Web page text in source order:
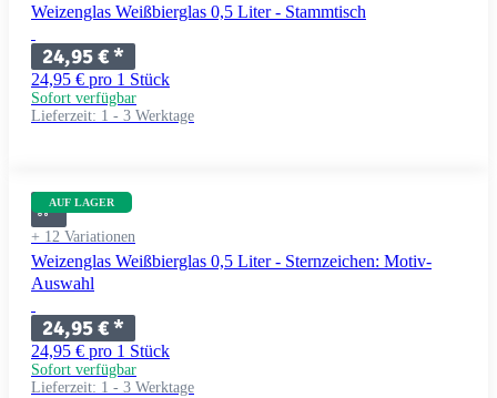
Weizenglas Weißbierglas 0,5 Liter - Stammtisch
24,95 €*
24,95 € pro 1 Stück
Sofort verfügbar
Lieferzeit: 1 - 3 Werktage
AUF LAGER
+ 12 Variationen
Weizenglas Weißbierglas 0,5 Liter - Sternzeichen: Motiv-
Auswahl
24,95 €*
24,95 € pro 1 Stück
Sofort verfügbar
Lieferzeit: 1 - 3 Werktage